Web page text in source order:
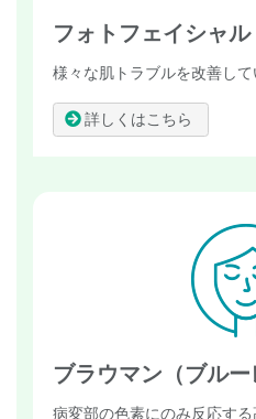
フォトフェイシャル
様々な肌トラブルを改善して
詳しくはこちら
ブラウマン（ブルー
病変部の色素にのみ反応する